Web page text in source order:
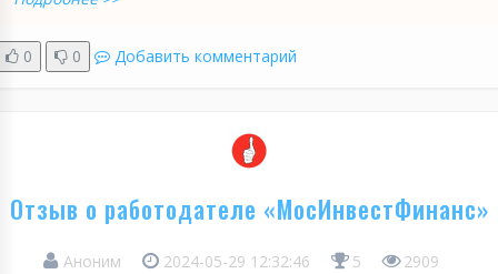
0 0 Добавить комментарий
Отзыв о работодателе «МосИнвестФинанс»
Аноним 2024-05-29 12:32:46 5 2909